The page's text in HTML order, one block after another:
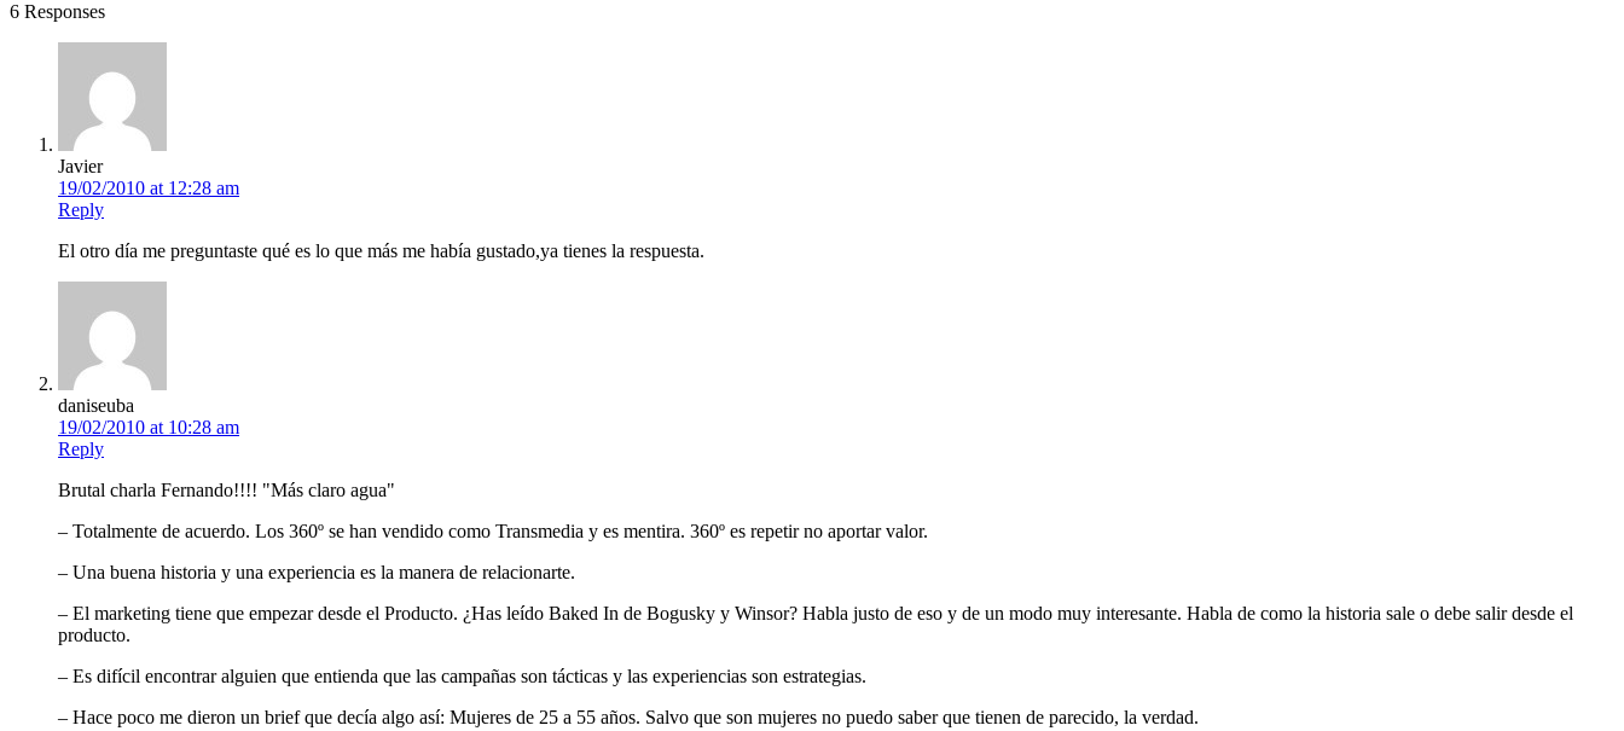
6 Responses
Javier
19/02/2010 at 12:28 am
Reply
El otro día me preguntaste qué es lo que más me había gustado,ya tienes la respuesta.
daniseuba
19/02/2010 at 10:28 am
Reply
Brutal charla Fernando!!!! "Más claro agua"
– Totalmente de acuerdo. Los 360º se han vendido como Transmedia y es mentira. 360º es repetir no aportar valor.
– Una buena historia y una experiencia es la manera de relacionarte.
– El marketing tiene que empezar desde el Producto. ¿Has leído Baked In de Bogusky y Winsor? Habla justo de eso y de un modo muy interesante. Habla de como la historia sale o debe salir desde el
producto.
– Es difícil encontrar alguien que entienda que las campañas son tácticas y las experiencias son estrategias.
– Hace poco me dieron un brief que decía algo así: Mujeres de 25 a 55 años. Salvo que son mujeres no puedo saber que tienen de parecido, la verdad.